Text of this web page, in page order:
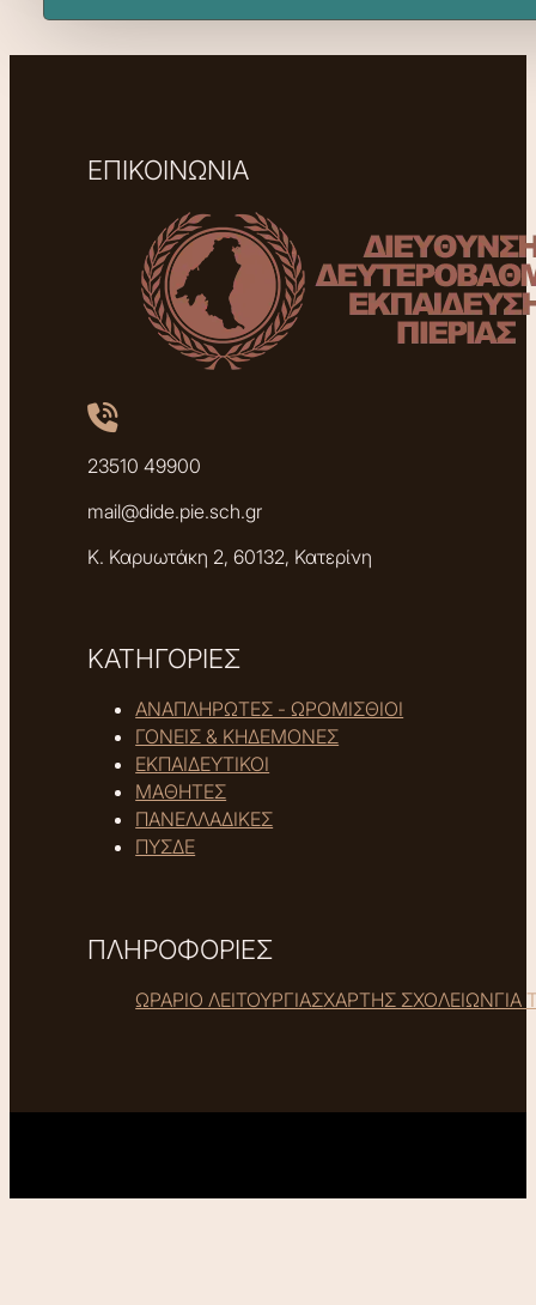
ΕΠΙΚΟΙΝΩΝΙΑ
23510 49900
mail@dide.pie.sch.gr
Κ. Καρυωτάκη 2, 60132, Κατερίνη
ΚΑΤΗΓΟΡΙΕΣ
ΑΝΑΠΛΗΡΩΤΕΣ - ΩΡΟΜΙΣΘΙΟΙ
ΓΟΝΕΙΣ & ΚΗΔΕΜΟΝΕΣ
ΕΚΠΑΙΔΕΥΤΙΚΟΙ
ΜΑΘΗΤΕΣ
ΠΑΝΕΛΛΑΔΙΚΕΣ
ΠΥΣΔΕ
ΠΛΗΡΟΦΟΡΙΕΣ
ΩΡΑΡΙΟ ΛΕΙΤΟΥΡΓΙΑΣΧΑΡΤΗΣ ΣΧΟΛΕΙΩΝΓΙΑ